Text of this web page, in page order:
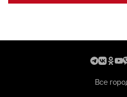
Все